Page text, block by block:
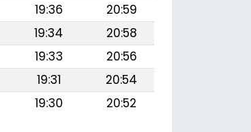
19:36
20:59
19:34
20:58
19:33
20:56
19:31
20:54
19:30 20:52